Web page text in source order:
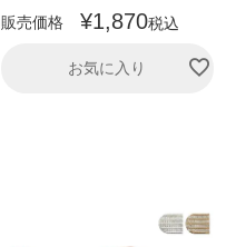
販売価格
¥1,870税込
お気に入り